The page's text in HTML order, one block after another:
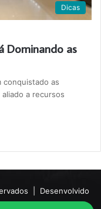
Dicas
Dominando as
conquistado as
a recursos
| Desenvolvido